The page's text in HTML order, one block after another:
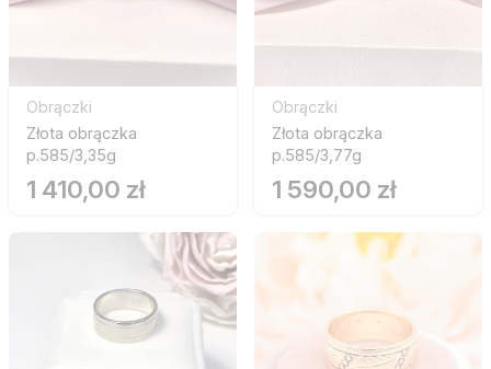
Obrączki
Złota obrączka
p.585/3,35g
1 410,00 zł
Obrączki
Złota obrączka
p.585/3,77g
1 590,00 zł